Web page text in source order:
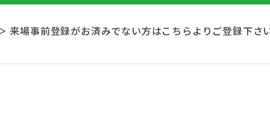
来場事前登録がお済みでない方はこちらよりご登録下さ